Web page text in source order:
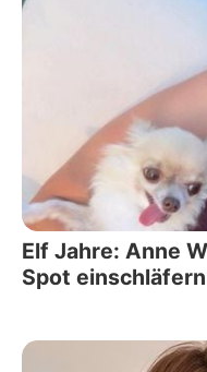
Elf Jahre: Anne
Spot